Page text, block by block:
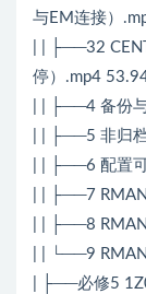
与EM连接）
| | ├──32
停）.mp4
| | ├──4 备份
| | ├──5 非归
| | ├──6 配置
| | ├──7
| | ├──8
| | └──9
| ├──必修5